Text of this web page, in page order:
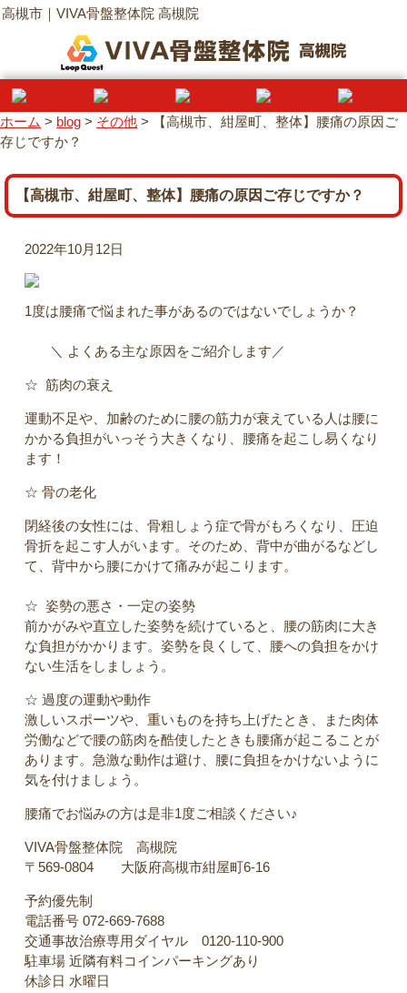
高槻市｜VIVA骨盤整体院 高槻院
ホーム > blog > その他 >
【高槻市、紺屋町、整体】腰痛の原因ご
存じですか？
【高槻市、紺屋町、整体】腰痛の原因ご存じですか？
2022年10月12日
1度は腰痛で悩まれた事があるのではないでしょうか？
＼ よくある主な原因をご紹介します／
☆ 筋肉の衰え
運動不足や、加齢のために腰の筋力が衰えている人は腰に
かかる負担がいっそう大きくなり、腰痛を起こし易くなり
ます！
☆ 骨の老化
閉経後の女性には、骨粗しょう症で骨がもろくなり、圧迫
骨折を起こす人がいます。そのため、背中が曲がるなどし
て、背中から腰にかけて痛みが起こります。
☆ 姿勢の悪さ・一定の姿勢
前かがみや直立した姿勢を続けていると、腰の筋肉に大き
な負担がかかります。姿勢を良くして、腰への負担をかけ
ない生活をしましょう。
☆ 過度の運動や動作
激しいスポーツや、重いものを持ち上げたとき、また肉体
労働などで腰の筋肉を酷使したときも腰痛が起こることが
あります。急激な動作は避け、腰に負担をかけないように
気を付けましょう。
腰痛でお悩みの方は是非1度ご相談ください♪
VIVA骨盤整体院 高槻院
〒569-0804 大阪府高槻市紺屋町6-16
予約優先制
電話番号 072-669-7688
交通事故治療専用ダイヤル 0120-110-900
駐車場 近隣有料コインパーキングあり
休診日 水曜日